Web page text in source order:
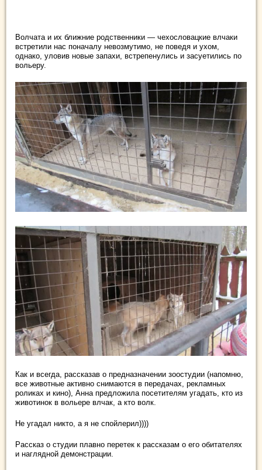
Волчата и их ближние родственники — чехословацкие влчаки
встретили нас поначалу невозмутимо, не поведя и ухом,
однако, уловив новые запахи, встрепенулись и засуетились по
вольеру.
Как и всегда, рассказав о предназначении зоостудии (напомню,
все животные активно снимаются в передачах, рекламных
роликах и кино), Анна предложила посетителям угадать, кто из
животинок в вольере влчак, а кто волк.
Не угадал никто, а я не спойлерил))))
Рассказ о студии плавно перетек к рассказам о его обитателях
и наглядной демонстрации.